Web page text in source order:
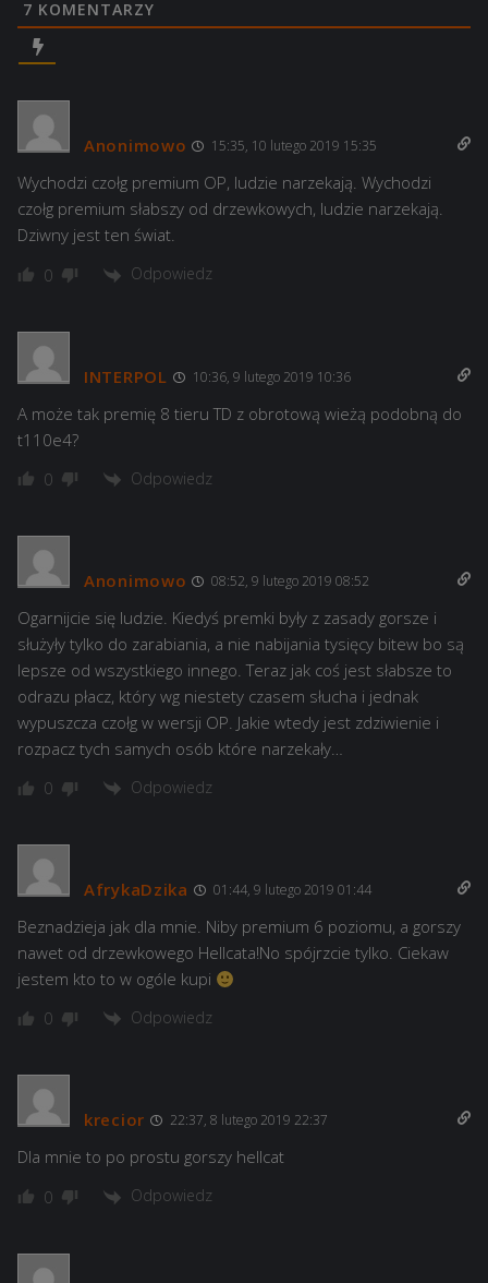
7 KOMENTARZY
Anonimowo 15:35, 10 lutego 2019 15:35
Wychodzi czołg premium OP, ludzie narzekają. Wychodzi
czołg premium słabszy od drzewkowych, ludzie narzekają.
Dziwny jest ten świat.
0 Odpowiedz
INTERPOL 10:36, 9 lutego 2019 10:36
A może tak premię 8 tieru TD z obrotową wieżą podobną do
t110e4?
0 Odpowiedz
Anonimowo 08:52, 9 lutego 2019 08:52
Ogarnijcie się ludzie. Kiedyś premki były z zasady gorsze i
służyły tylko do zarabiania, a nie nabijania tysięcy bitew bo są
lepsze od wszystkiego innego. Teraz jak coś jest słabsze to
odrazu płacz, który wg niestety czasem słucha i jednak
wypuszcza czołg w wersji OP. Jakie wtedy jest zdziwienie i
rozpacz tych samych osób które narzekały…
0 Odpowiedz
AfrykaDzika 01:44, 9 lutego 2019 01:44
Beznadzieja jak dla mnie. Niby premium 6 poziomu, a gorszy
nawet od drzewkowego Hellcata!No spójrzcie tylko. Ciekaw
jestem kto to w ogóle kupi
0 Odpowiedz
krecior 22:37, 8 lutego 2019 22:37
Dla mnie to po prostu gorszy hellcat
0 Odpowiedz